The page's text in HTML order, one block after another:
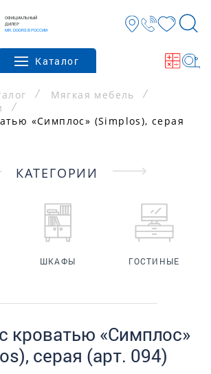
ОФИЦИАЛЬНЫЙ
ДИЛЕР
MR. DOORS В РОССИИ
Каталог
Мягкая мебель
«Симплос» (Simplos), серая
КАТЕГОРИИ
ШКАФЫ ГОСТИНЫЕ
кроватью «Симплос»
серая (арт. 094)